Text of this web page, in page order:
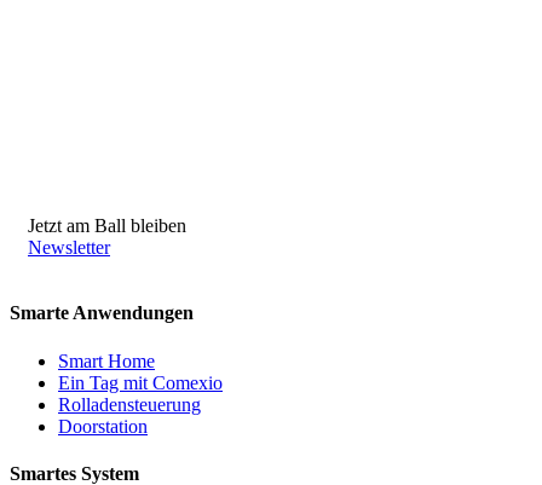
Jetzt am Ball bleiben
Newsletter
Smarte Anwendungen
Smart Home
Ein Tag mit Comexio
Rolladensteuerung
Doorstation
Smartes System